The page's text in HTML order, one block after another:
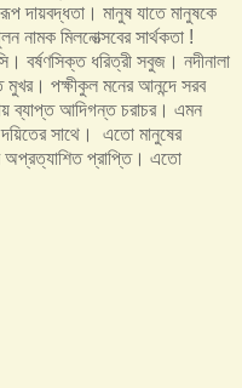
দায়বদ্ধতা। মানুষ যাতে মানুষকে
নামক মিলনোত্সবের সার্থকতা !
বর্ষণসিক্ত ধরিত্রী সবুজ। নদীনালা
মুখর। পক্ষীকুল মনের আনন্দে সরব
ব্যাপ্ত আদিগন্ত চরাচর। এমন
দয়িতের সাথে। এতো মানুষের
অপ্রত্যাশিত প্রাপ্তি। এতো